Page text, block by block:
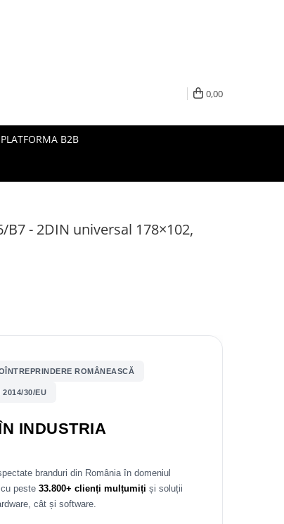
0,00
PLATFORMA B2B
- 2DIN universal 178×102,
ROMÂNEASCĂ
2014/30/EU
INDUSTRIA
branduri din România în domeniul
peste 33.800+ clienți mulțumiți și soluții
cât și software.